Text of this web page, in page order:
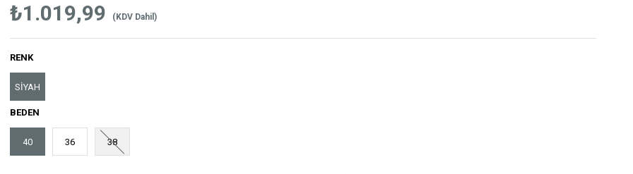
₺1.019,99 (KDV Dahil)
RENK
SİYAH
BEDEN
40 36 38